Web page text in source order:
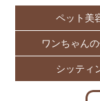
ペット美
ワンちゃん
シッティ